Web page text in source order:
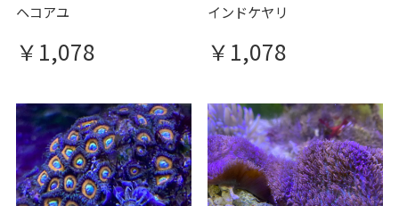
ヘコアユ
￥1,078
インドケヤリ
￥1,078